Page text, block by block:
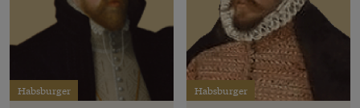
Habsburger Habsburger